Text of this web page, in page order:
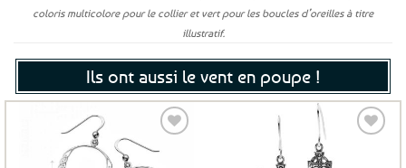
coloris multicolore pour le collier et vert pour les boucles d’oreilles à titre
illustratif.
Ils ont aussi le vent en poupe !